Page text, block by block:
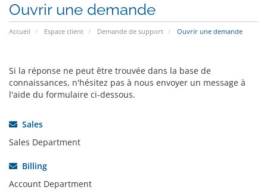
Ouvrir une demande
Accueil Espace client Demande de support Ouvrir une demande
Si la réponse ne peut être trouvée dans la base de
connaissances, n'hésitez pas à nous envoyer un message à
l'aide du formulaire ci-dessous.
Sales
Sales Department
Billing
Account Department